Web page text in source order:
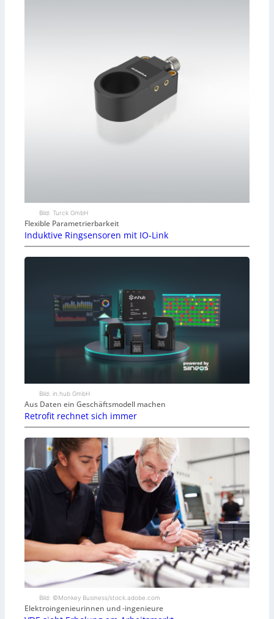
Bild: Turck GmbH
Flexible Parametrierbarkeit
Induktive Ringsensoren mit IO-Link
Bild: in.hub GmbH
Aus Daten ein Geschäftsmodell machen
Retrofit rechnet sich immer
Bild: ©Monkey Business/stock.adobe.com
Elektroingenieurinnen und -ingenieure